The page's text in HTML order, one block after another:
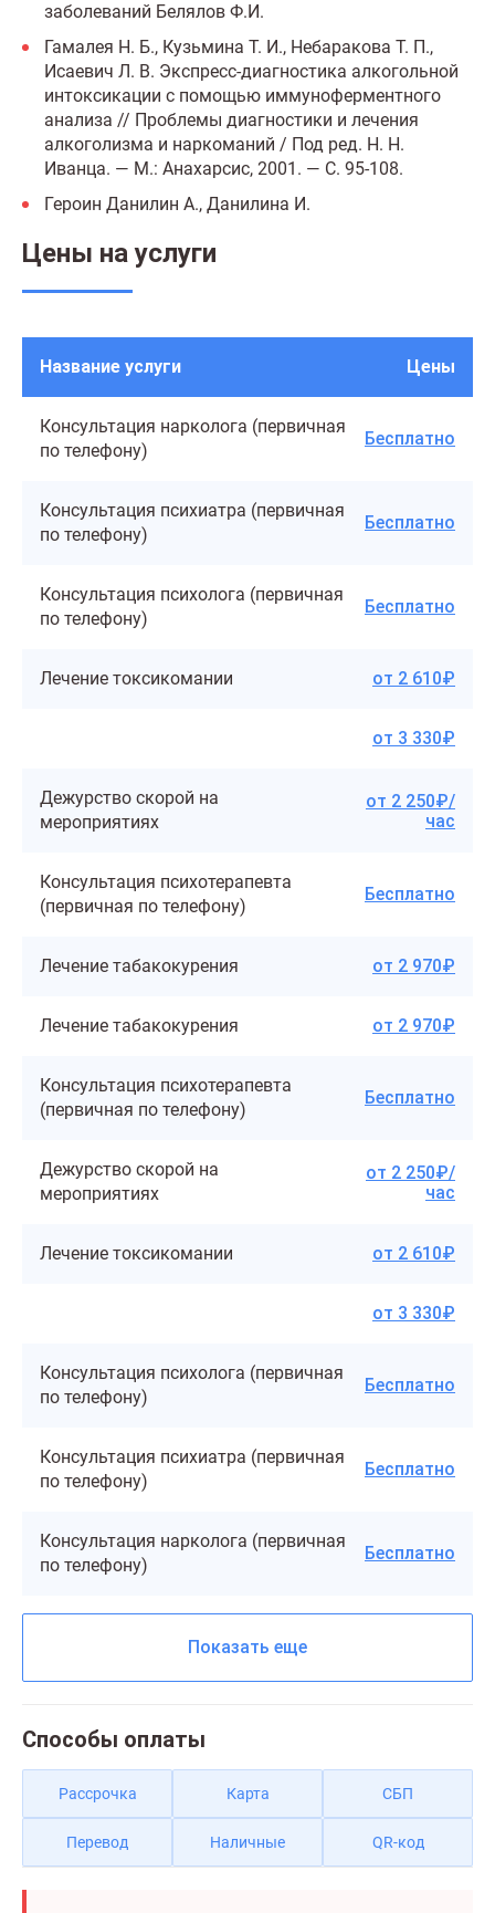
заболеваний Белялов Ф.И.
Гамалея Н. Б., Кузьмина Т. И., Небаракова Т. П.,
Исаевич Л. В. Экспресс-диагностика алкогольной
интоксикации с помощью иммуноферментного
анализа // Проблемы диагностики и лечения
алкоголизма и наркоманий / Под ред. Н. Н.
Иванца. — М.: Анахарсис, 2001. — С. 95-108.
Героин Данилин А., Данилина И.
Цены на услуги
Название услуги Цены
Консультация нарколога (первичная
по телефону)
Бесплатно
Консультация психиатра (первичная
по телефону)
Бесплатно
Консультация психолога (первичная
по телефону)
Бесплатно
Лечение токсикомании от 2 610₽
от 3 330₽
Дежурство скорой на
мероприятиях
от 2 250₽/
час
Консультация психотерапевта
(первичная по телефону)
Бесплатно
Лечение табакокурения от 2 970₽
Лечение табакокурения от 2 970₽
Консультация психотерапевта
(первичная по телефону)
Бесплатно
Дежурство скорой на
мероприятиях
от 2 250₽/
час
Лечение токсикомании от 2 610₽
от 3 330₽
Консультация психолога (первичная
по телефону)
Бесплатно
Консультация психиатра (первичная
по телефону)
Бесплатно
Консультация нарколога (первичная
по телефону)
Бесплатно
Показать еще
Способы оплаты
Рассрочка Карта СБП
Перевод Наличные QR-код